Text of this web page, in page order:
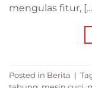
mengulas fitur,
Posted in Berita |